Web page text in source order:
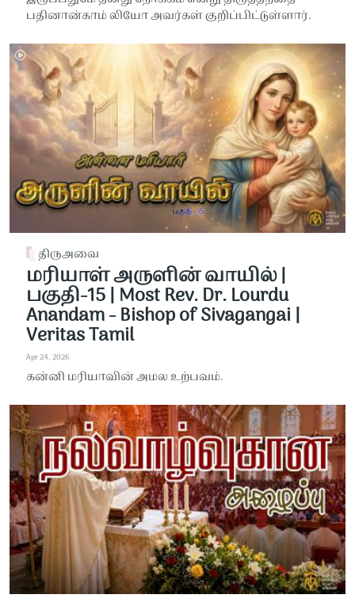
பதினான்காம் லியோ அவர்கள் குறிப்பிட்டுள்ளார்.
திருஅவை
மரியாள் அருளின் வாயில் |
பகுதி-15 | Most Rev. Dr. Lourdu
Anandam - Bishop of Sivagangai |
Veritas Tamil
Apr 24, 2026
கன்னி மரியாவின் அமல உற்பவம்.